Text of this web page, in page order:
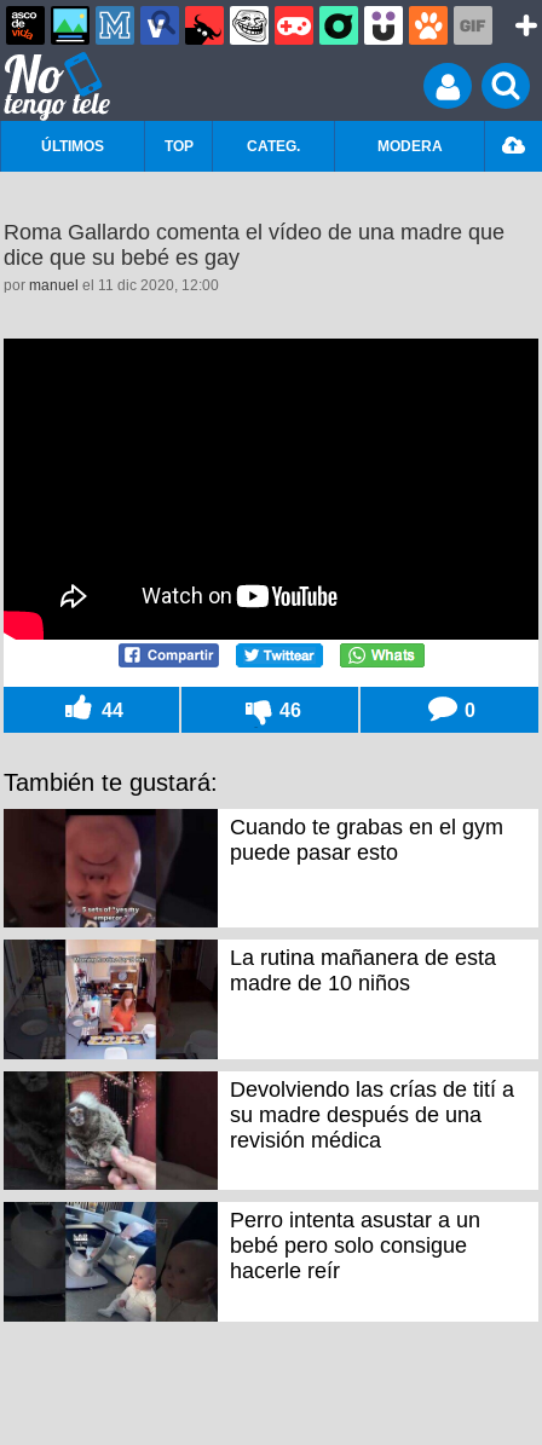
ÚLTIMOS TOP CATEG. MODERA
Roma Gallardo comenta el vídeo de una madre que
dice que su bebé es gay
por manuel el 11 dic 2020, 12:00
44 46 0
También te gustará:
Cuando te grabas en el gym
puede pasar esto
La rutina mañanera de esta
madre de 10 niños
Devolviendo las crías de tití a
su madre después de una
revisión médica
Perro intenta asustar a un
bebé pero solo consigue
hacerle reír